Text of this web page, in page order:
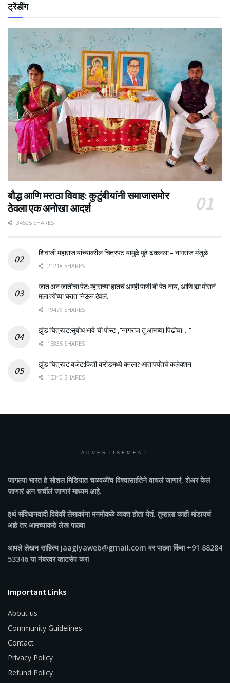
ट्रेंडींग
बौद्ध आणि मराठा विवाह: कुटुंबीयांनी समाजासमोर
ठेवला एक अनोखा आदर्श
34505 SHARES
शिवाजी महाराज यांच्यावरील चित्रपट यामुळे पुढे ढकलला – नागराज मंजुळे
21218 SHARES
जात अन जातीचा पेट: म्हाराच्या हातचं आम्ही पाणी बी पेत नाय, आणि ह्या पोरानं
मला त्येंच्या घरात निऊन ठेवलं.
19479 SHARES
झुंड चित्रपट:सुबोध भावे ची पोस्ट ,”नागराज तू आमच्या पिढीचा…”
15835 SHARES
झुंड चित्रपट बजेट:किती करोडमध्ये बनला? आतापर्यँतचे कलेक्शन
15340 SHARES
ADVERTISEMENT
जागल्या भारतहे सोशल मिडियात चळवळींच विश्वासार्हतेने वाचलं जाणारं, शेअर केलं
जाणारं अन चर्चीलं जाणारं माध्यम आहे.
इथं संविधानवादी विवेकी लेखकांना मनमोकळे व्यक्त होता येतं. तुम्हाला काही मांडायचं
आहे तर आमच्याकडे लेख पाठवा
आपले लेखन साहित्य jaaglyaweb@gmail.com वर पाठवा किंवा +91 88284
53346 या नंबरवर व्हाटसेप करा
Important Links
About us
Community Guidelines
Contact
Privacy Policy
Refund Policy